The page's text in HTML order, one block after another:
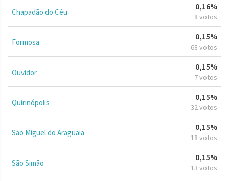
Chapadão do Céu
0,16%
8 votos
Formosa
0,15%
68 votos
Ouvidor
0,15%
7 votos
Quirinópolis
0,15%
32 votos
São Miguel do Araguaia
0,15%
18 votos
São Simão
0,15%
13 votos